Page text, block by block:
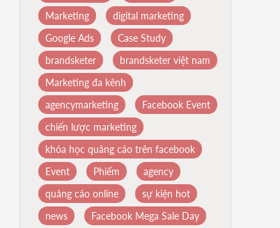
Marketing
digital marketing
Google Ads
Case Study
brandsketer
brandsketer việt nam
Marketing đa kênh
agencymarketing
Facebook Event
chiến lược marketing
khóa học quảng cáo trên facebook
Event
Phiếm
agency
quảng cáo online
sự kiện hot
news
Facebook Mega Sale Day